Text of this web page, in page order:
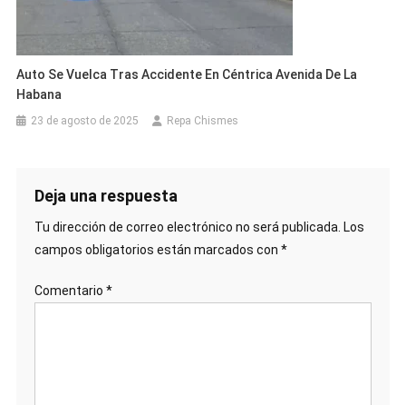
Auto Se Vuelca Tras Accidente En Céntrica Avenida De La
Habana
23 de agosto de 2025 Repa Chismes
Deja una respuesta
Tu dirección de correo electrónico no será publicada. Los
campos obligatorios están marcados con *
Comentario *